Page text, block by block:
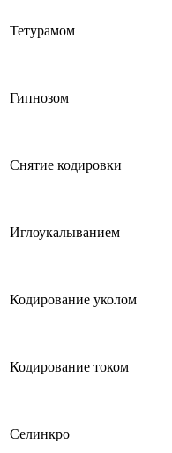
Тетурамом
Гипнозом
Снятие кодировки
Иглоукалыванием
Кодирование уколом
Кодирование током
Селинкро